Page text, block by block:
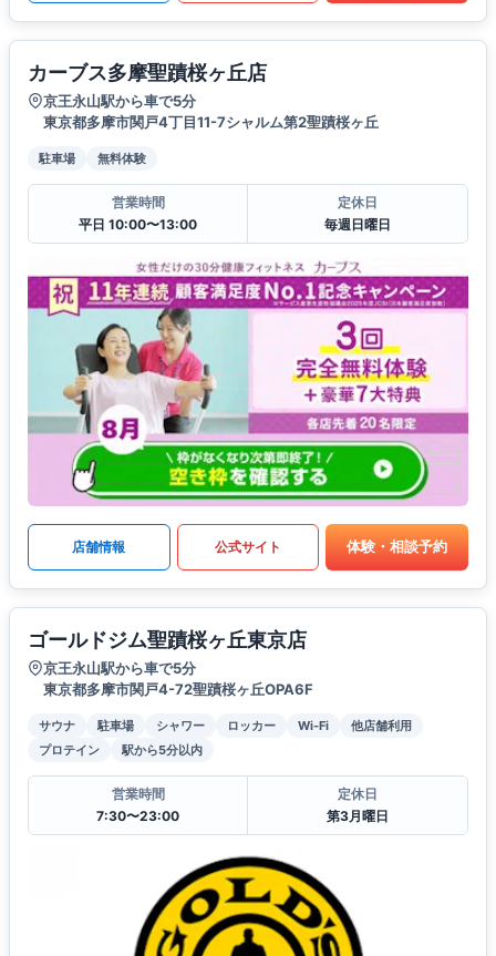
カーブス多摩聖蹟桜ヶ丘店
京王永山駅から車で5分
東京都多摩市関戸4丁目11-7シャルム第2聖蹟桜ヶ丘
駐車場 無料体験
営業時間
平日 10:00〜13:00
定休日
毎週日曜日
店舗情報 公式サイト 体験・相談予約
ゴールドジム聖蹟桜ヶ丘東京店
京王永山駅から車で5分
東京都多摩市関戸4-72聖蹟桜ヶ丘OPA6F
サウナ 駐車場 シャワー ロッカー Wi-Fi
他店舗利用
プロテイン
駅から5分以内
営業時間
7:30〜23:00
定休日
第3月曜日